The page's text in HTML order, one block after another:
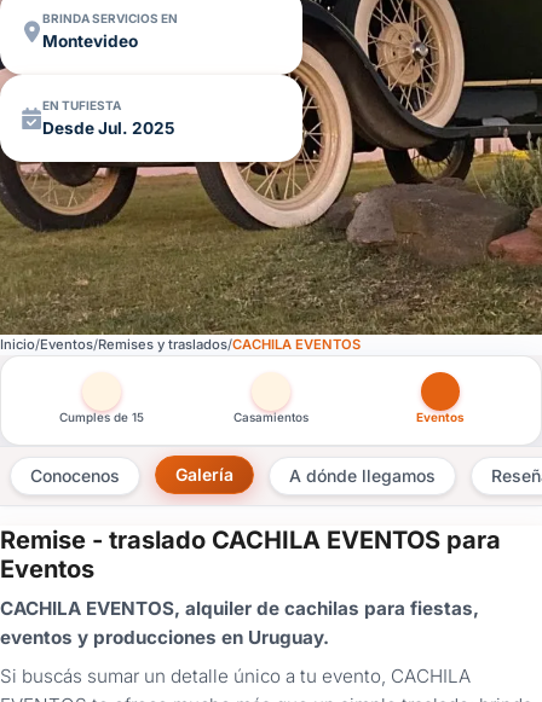
BRINDA SERVICIOS EN
Montevideo
EN TUFIESTA
Desde Jul. 2025
Inicio Eventos Remises y traslados CACHILA EVENTOS
Otras versiones de esta ficha por tipo de festejo
Cumples de 15 Casamientos Eventos
Conocenos Galería A dónde llegamos
Remise - traslado CACHILA EVENTOS para
Eventos
CACHILA EVENTOS, alquiler de cachilas para fiestas,
eventos y producciones en Uruguay.
Si buscás sumar un detalle único a tu evento, CACHILA
×
Consultar
tenés
cuenta?